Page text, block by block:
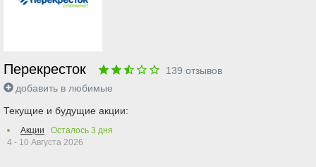
Перекресток 139 отзывов
добавить в любимые
Текущие и будущие акции:
Акции Осталось 3 дня
4 - 10 Августа 2026